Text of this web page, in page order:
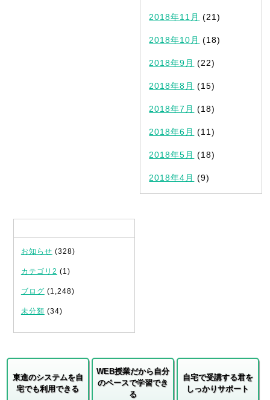
2018年11月 (21)
2018年10月 (18)
2018年9月 (22)
2018年8月 (15)
2018年7月 (18)
2018年6月 (11)
2018年5月 (18)
2018年4月 (9)
お知らせ (328)
カテゴリ2 (1)
ブログ (1,248)
未分類 (34)
東進のシステムを自
宅でも利用できる
WEB授業だから自分
のペースで学習でき
る
自宅で受講する君を
しっかりサポート